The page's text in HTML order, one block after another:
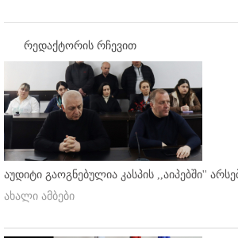
რედაქტორის რჩევით
აუდიტი გაოგნებულია კასპის ,,აიპებში''
ახალი ამბები